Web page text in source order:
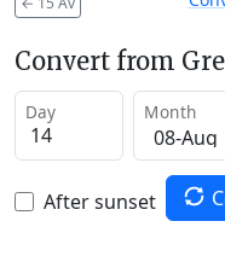
Convert from
Day Month
After sunset